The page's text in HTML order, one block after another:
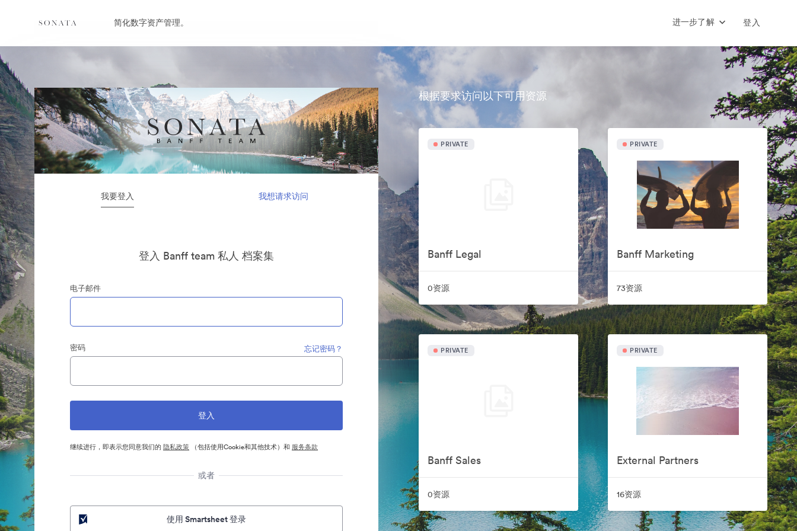
简化数字资产管理。 进一步了解 登入
我要登入 我想请求访问
登入 Banff team 私人 档案集
电子邮件
密码 忘记密码？
继续进行，即表示您同意我们的隐私政策 （包括使用Cookie和其他技术）和 服务条款
或者
使用 Smartsheet 登录
根据要求访问以下可用资源
PRIVATE
Banff Legal
0资源
PRIVATE
Banff Marketing
73资源
PRIVATE
Banff Sales
0资源
PRIVATE
External Partners
16资源